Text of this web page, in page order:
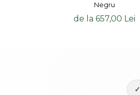
Negru
de la 657,00 Lei
✓